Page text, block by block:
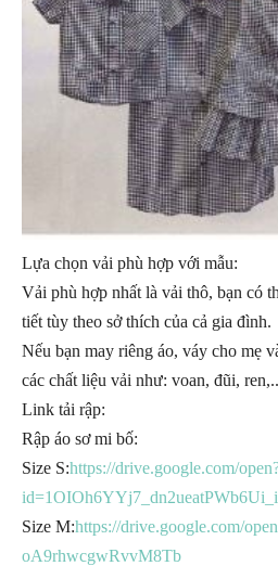
Lựa chọn vải phù hợp với mẫu:
Vải phù hợp nhất là vải thô, bạn có
tiết tùy theo sở thích của cả gia đình.
Nếu bạn may riêng áo, váy cho mẹ
các chất liệu vải như: voan, đũi, ren,..
Link tải rập:
Rập áo sơ mi bố:
Size S:https://drive.google.com/
Size M:https://drive.google.com/
oA9rhwcgwRvvM8Tb